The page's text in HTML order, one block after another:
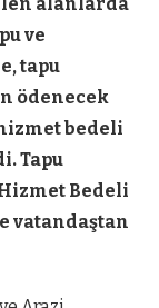
ve
tapu
ödenecek
bedeli
Tapu
Bedeli
vatandaştan